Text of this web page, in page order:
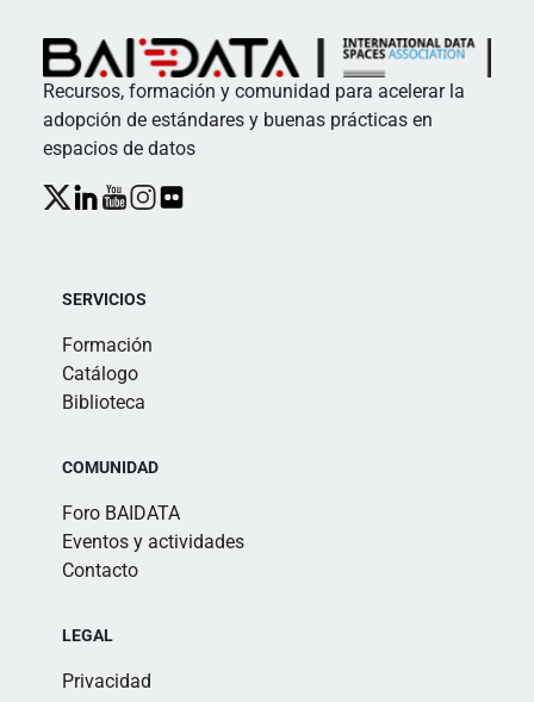
Recursos, formación y comunidad para acelerar la
adopción de estándares y buenas prácticas en
espacios de datos
SERVICIOS
Formación
Catálogo
Biblioteca
COMUNIDAD
Foro BAIDATA
Eventos y actividades
Contacto
LEGAL
Privacidad